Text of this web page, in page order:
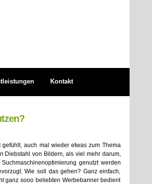
Kontakt
auch mal wieder etwas zum Thema
Diebstahl von Bildern, als viel mehr darum,
Suchmaschinenoptimierung genutzt werden
Wie soll das gehen? Ganz einfach,
ganz sooo beliebten Werbebanner bedient